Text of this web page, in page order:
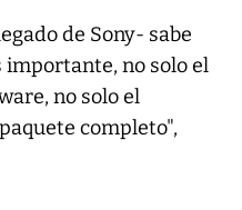
de Sony- sabe
no solo el
no solo el
completo",